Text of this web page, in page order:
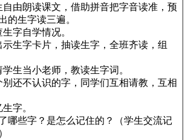
自由朗读课文，借助拼音把字音读准，预
的生字读三遍。
字自学情况。
示生字卡片，抽读生字，全班齐读，组
学生当小老师，教读生字词。
别还不认识的字，同学们互相请教，互相
字。
哪些字？是怎么记住的？（学生交流记